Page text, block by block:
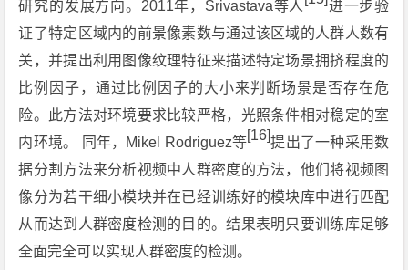
研究的发展方向。2011年，Srivastava等人
进一步验
证了特定区域内的前景像素数与通过该区域的人群人数有
关，并提出利用图像纹理特征来描述特定场景拥挤程度的
比例因子，通过比例因子的大小来判断场景是否存在危
险。此方法对环境要求比较严格，光照条件相对稳定的室
内环境。 同年，Mikel Rodriguez等[16]提出了一种采用数
据分割方法来分析视频中人群密度的方法，他们将视频图
像分为若干细小模块并在已经训练好的模块库中进行匹配
从而达到人群密度检测的目的。结果表明只要训练库足够
全面完全可以实现人群密度的检测。